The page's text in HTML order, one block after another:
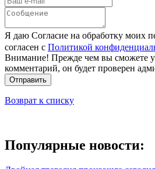
Я даю Согласие на обработку моих
согласен с Политикой
Внимание! Прежде чем вы сможете
комментарий, он будет проверен
Отправить
Возврат к списку
Популярные новости: